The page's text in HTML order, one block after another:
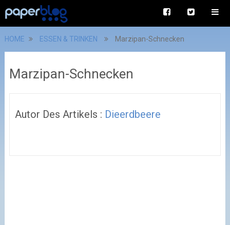
HOME ESSEN & TRINKEN Marzipan-Schnecken
Marzipan-Schnecken
Autor Des Artikels : Dieerdbeere